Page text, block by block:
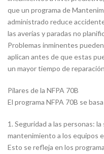
que un programa de
administrado reduce
las averías y paradas no
Problemas inminentes
aplican antes de que estas
un mayor tiempo de
Pilares de la NFPA 70B
El programa NFPA 70B se
1. Seguridad a las personas:
mantenimiento a los equipos
Esto se refleja en los